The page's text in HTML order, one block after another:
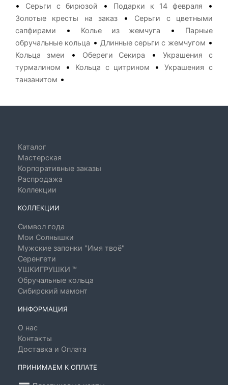
• Серьги с бирюзой • Подарки к 14 февраля •
Золотые кресты на заказ•
Серьги с цветными
сапфирами
• Колье из жемчуга •
Парные
обручальные кольца • Длинные серьги с жемчугом •
Кольца змеи • Обереги Секира •Украшения с
турмалином
• Кольца с цитрином •Украшения с
танзанитом •
Каталог
Мастерская
Корпоративные заказы
Распродажа
Коллекции
КОЛЛЕКЦИИ
Символ года
Мои Солнышки
Мужские запонки "Имя твоё"
Серенгети
УШКИГРУШКИ ™
Обручальные кольца
Сибирский мамонт
ИНФОРМАЦИЯ
О нас
Контакты
Доставка и Оплата
ПРИНИМАЕМ К ОПЛАТЕ